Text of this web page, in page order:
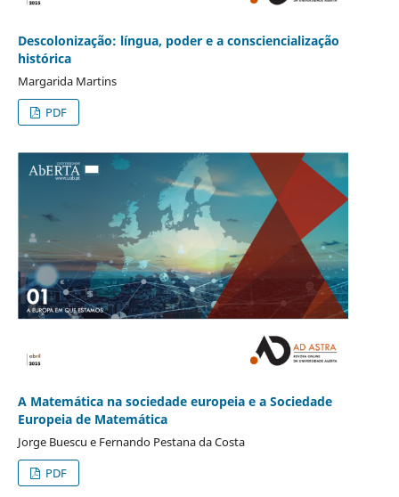
Descolonização: língua, poder e a consciencialização
histórica
Margarida Martins
PDF
A Matemática na sociedade europeia e a Sociedade
Europeia de Matemática
Jorge Buescu e Fernando Pestana da Costa
PDF